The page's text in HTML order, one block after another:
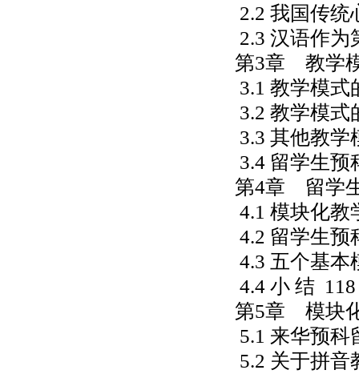
2.2 我国传统
2.3 汉语作为
第3章 教学
3.1 教学模式
3.2 教学模式
3.3 其他教学
3.4 留学生预
第4章 留学
4.1 模块化教
4.2 留学生预
4.3 五个基本
4.4 小 结 118
第5章 模块
5.1 来华预科
5.2 关于拼音